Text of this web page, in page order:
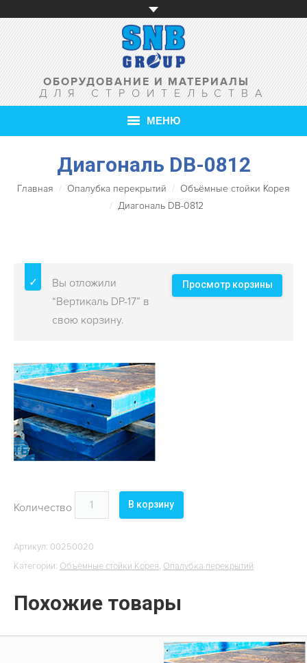
ОБОРУДОВАНИЕ И МАТЕРИАЛЫ
ДЛЯ СТРОИТЕЛЬСТВА
МЕНЮ
О КОМПАНИИ
АКЦИИ
Диагональ DB-0812
Главная Опалубка перекрытий
Объёмные стойки Корея
Диагональ DB-0812
Просмотр корзины
Вы отложили
“Вертикаль DP-17” в
свою корзину.
Количество В корзину
Артикул: 00250020
Категории: Объёмные стойки Корея, Опалубка перекрытий
Похожие товары